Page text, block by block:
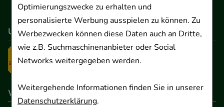
Optimierungszwecke zu erhalten und
personalisierte Werbung ausspielen zu können. Zu
Werbezwecken können diese Daten auch an Dritte,
wie z.B. Suchmaschinenanbieter oder Social
Networks weitergegeben werden.
Weitergehende Informationen finden Sie in unserer
Datenschutzerklärung.
Unser Versanddienstleister
Wir sind hier gelistet